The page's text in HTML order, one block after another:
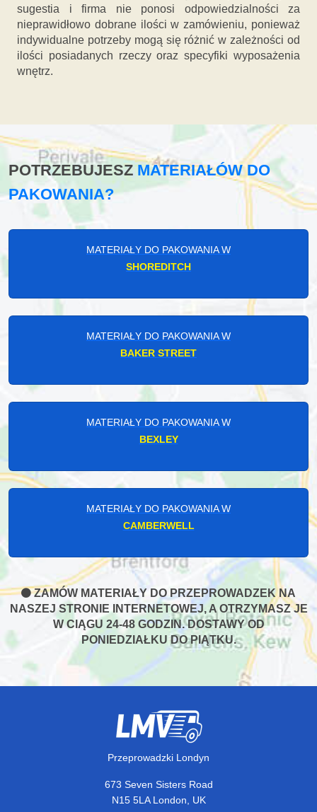
sugestia i firma nie ponosi odpowiedzialności za
nieprawidłowo dobrane ilości w zamówieniu, ponieważ
indywidualne potrzeby mogą się różnić w zależności od
ilości posiadanych rzeczy oraz specyfiki wyposażenia
wnętrz.
POTRZEBUJESZMATERIAŁÓW DO
PAKOWANIA?
MATERIAŁY DO PAKOWANIA W
SHOREDITCH
MATERIAŁY DO PAKOWANIA W
BAKER STREET
MATERIAŁY DO PAKOWANIA W
BEXLEY
MATERIAŁY DO PAKOWANIA W
CAMBERWELL
ZAMÓW MATERIAŁY DO PRZEPROWADZEK NA
NASZEJ STRONIE INTERNETOWEJ, A OTRZYMASZ JE
W CIĄGU 24-48 GODZIN. DOSTAWY OD
PONIEDZIAŁKU DO PIĄTKU.
Przeprowadzki Londyn
673 Seven Sisters Road
N15 5LA London, UK